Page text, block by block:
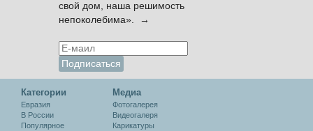
свой дом, наша решимость
непоколебима». →
Категории
Евразия
В России
Популярное
Медиа
Фотогалерея
Видеогалеря
Карикатуры